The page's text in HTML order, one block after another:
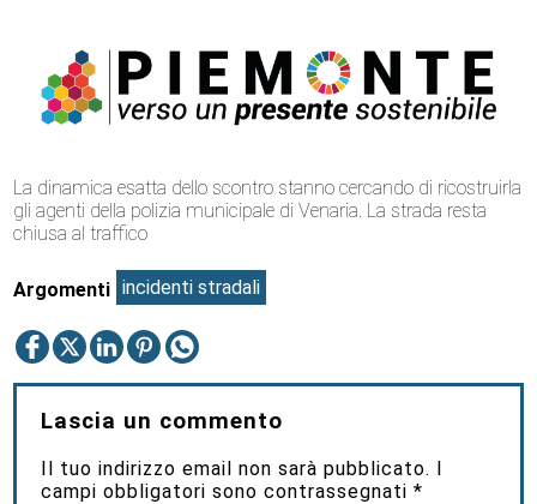
La dinamica esatta dello scontro stanno cercando di ricostruirla
gli agenti della polizia municipale di Venaria. La strada resta
chiusa al traffico
Argomenti incidenti stradali
Lascia un commento
Il tuo indirizzo email non sarà pubblicato. I
campi obbligatori sono contrassegnati*